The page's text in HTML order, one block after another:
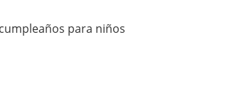
para niños